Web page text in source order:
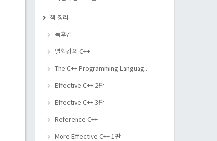
책 정리
독후감
열혈강의 C++
The C++ Programming Languag..
Effective C++ 2판
Effective C++ 3판
Reference C++
More Effective C++ 1판